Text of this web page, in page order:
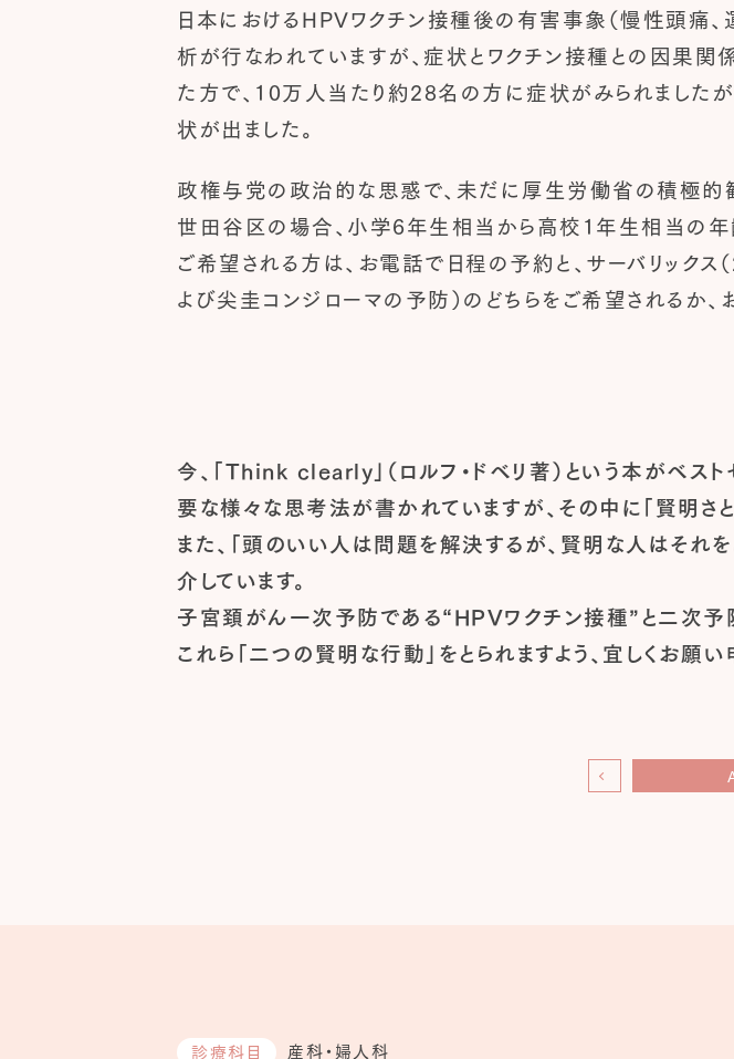
日本におけるHPVワクチン接種後の有害事象（慢性頭痛
析が行なわれていますが、症状とワクチン接種との因果
た方で、10万人当たり約28名の方に症状がみられまし
状が出ました。
政権与党の政治的な思惑で、未だに厚生労働省の積極的
世田谷区の場合、小学6年生相当から高校1年生相当の年
ご希望される方は、お電話で日程の予約と、サーバリック
よび尖圭コンジローマの予防）のどちらをご希望されるか、
今、「Think clearly」（ロルフ・ドベリ著）という本がベス
要な様々な思考法が書かれていますが、その中に「賢明さ
また、「頭のいい人は問題を解決するが、賢明な人はそれ
介しています。
子宮頚がん一次予防である“HPVワクチン接種”と二次予
これら「二つの賢明な行動」をとられますよう、宜しくお願い
診療科目 産科・婦人科